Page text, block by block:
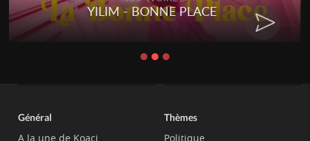
YILIM - BONNE PLACE
Général
A la une de Koaci
Thèmes
Politique